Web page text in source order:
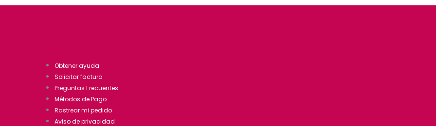
Obtener ayuda
Solicitar factura
Preguntas Frecuentes
Métodos de Pago
Rastrear mi pedido
Aviso de privacidad